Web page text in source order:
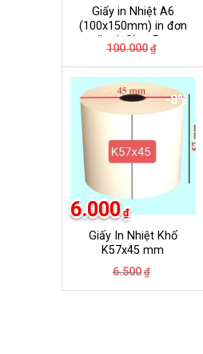
Giấy in Nhiệt A6
(100x150mm) in đơn
tiktok ShopPee
Lazada …….
100.000 ₫
là:
100.000₫.
tại
là:
80.000₫.
-8%
Giấy In Nhiệt Khổ
K57x45 mm
6.500 ₫
là:
6.000 ₫
tại